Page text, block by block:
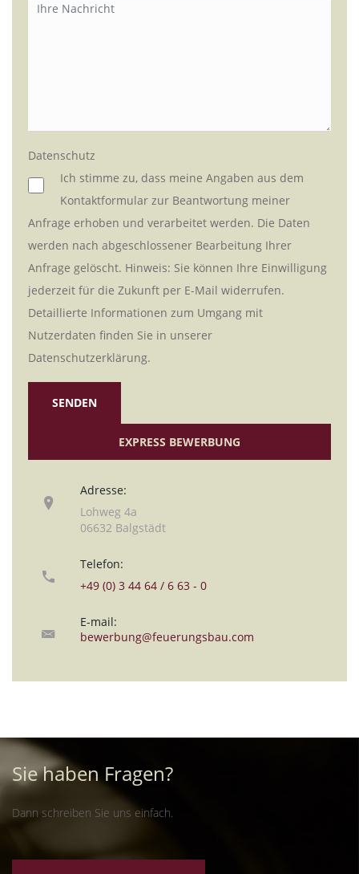
Datenschutz
Ich stimme zu, dass meine Angaben aus dem
Kontaktformular zur Beantwortung meiner
Anfrage erhoben und verarbeitet werden. Die Daten
werden nach abgeschlossener Bearbeitung Ihrer
Anfrage gelöscht. Hinweis: Sie können Ihre Einwilligung
jederzeit für die Zukunft per E-Mail widerrufen.
Detaillierte Informationen zum Umgang mit
Nutzerdaten finden Sie in unserer
Datenschutzerklärung.
SENDEN
EXPRESS BEWERBUNG
Adresse:
Lohweg 4a
06632 Balgstädt
Telefon:
+49 (0) 3 44 64 / 6 63 - 0
E-mail:
bewerbung@feuerungsbau.com
Sie haben Fragen?
Dann schreiben Sie uns einfach.